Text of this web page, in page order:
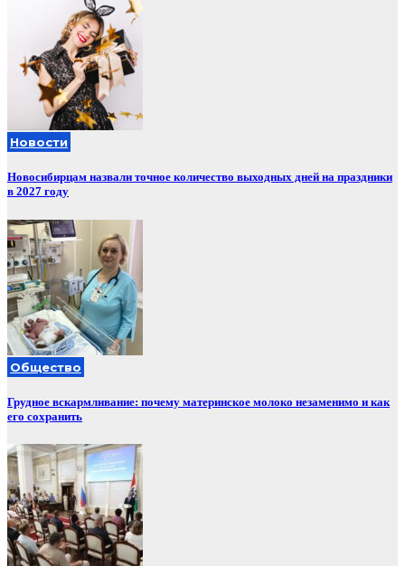
Новости
Новосибирцам назвали точное количество выходных дней на праздники
в 2027 году
Общество
Грудное вскармливание: почему материнское молоко незаменимо и как
его сохранить